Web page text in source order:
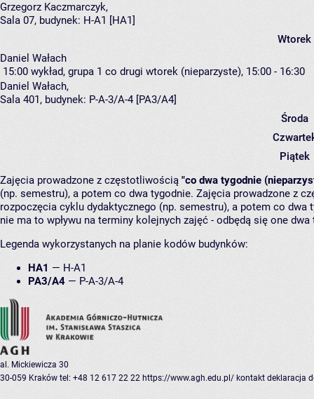
Grzegorz Kaczmarczyk,
Sala 07, budynek: H-A1 [HA1]
Wtorek
Daniel Wałach
15:00 wykład, grupa 1 co drugi wtorek (nieparzyste), 15:00 - 16:30
Daniel Wałach,
Sala 401, budynek: P-A-3/A-4 [PA3/A4]
Środa
Piątek
Zajęcia prowadzone z częstotliwością "co dwa tygodnie
(np. semestru), a potem co dwa tygodnie. Zajęcia prowadzone z
rozpoczęcia cyklu dydaktycznego (np. semestru), a potem co
nie ma to wpływu na terminy kolejnych zajęć - odbędą się one
Legenda wykorzystanych na planie kodów budynków:
HA1 — H-A1
PA3/A4 — P-A-3/A-4
al. Mickiewicza 30
30-059 Kraków tel: +48 12 617 22 22 https://www.agh.edu.pl/ kontakt deklaracja